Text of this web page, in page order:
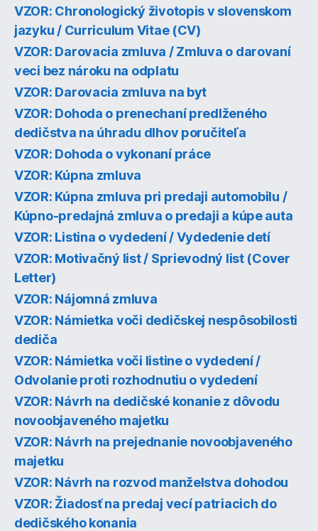
VZOR: Chronologický životopis v slovenskom
jazyku / Curriculum Vitae (CV)
VZOR: Darovacia zmluva / Zmluva o darovaní
veci bez nároku na odplatu
VZOR: Darovacia zmluva na byt
VZOR: Dohoda o prenechaní predlženého
dedičstva na úhradu dlhov poručiteľa
VZOR: Dohoda o vykonaní práce
VZOR: Kúpna zmluva
VZOR: Kúpna zmluva pri predaji automobilu /
Kúpno-predajná zmluva o predaji a kúpe auta
VZOR: Listina o vydedení / Vydedenie detí
VZOR: Motivačný list / Sprievodný list (Cover
Letter)
VZOR: Nájomná zmluva
VZOR: Námietka voči dedičskej nespôsobilosti
dediča
VZOR: Námietka voči listine o vydedení /
Odvolanie proti rozhodnutiu o vydedení
VZOR: Návrh na dedičské konanie z dôvodu
novoobjaveného majetku
VZOR: Návrh na prejednanie novoobjaveného
majetku
VZOR: Návrh na rozvod manželstva dohodou
VZOR: Žiadosť na predaj vecí patriacich do
dedičského konania